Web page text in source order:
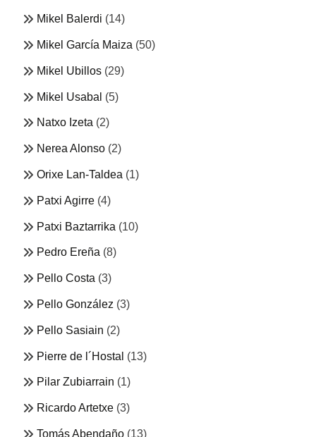
Mikel Balerdi (14)
Mikel García Maiza (50)
Mikel Ubillos (29)
Mikel Usabal (5)
Natxo Izeta (2)
Nerea Alonso (2)
Orixe Lan-Taldea (1)
Patxi Agirre (4)
Patxi Baztarrika (10)
Pedro Ereña (8)
Pello Costa (3)
Pello González (3)
Pello Sasiain (2)
Pierre de l´Hostal (13)
Pilar Zubiarrain (1)
Ricardo Artetxe (3)
Tomás Abendaño (13)